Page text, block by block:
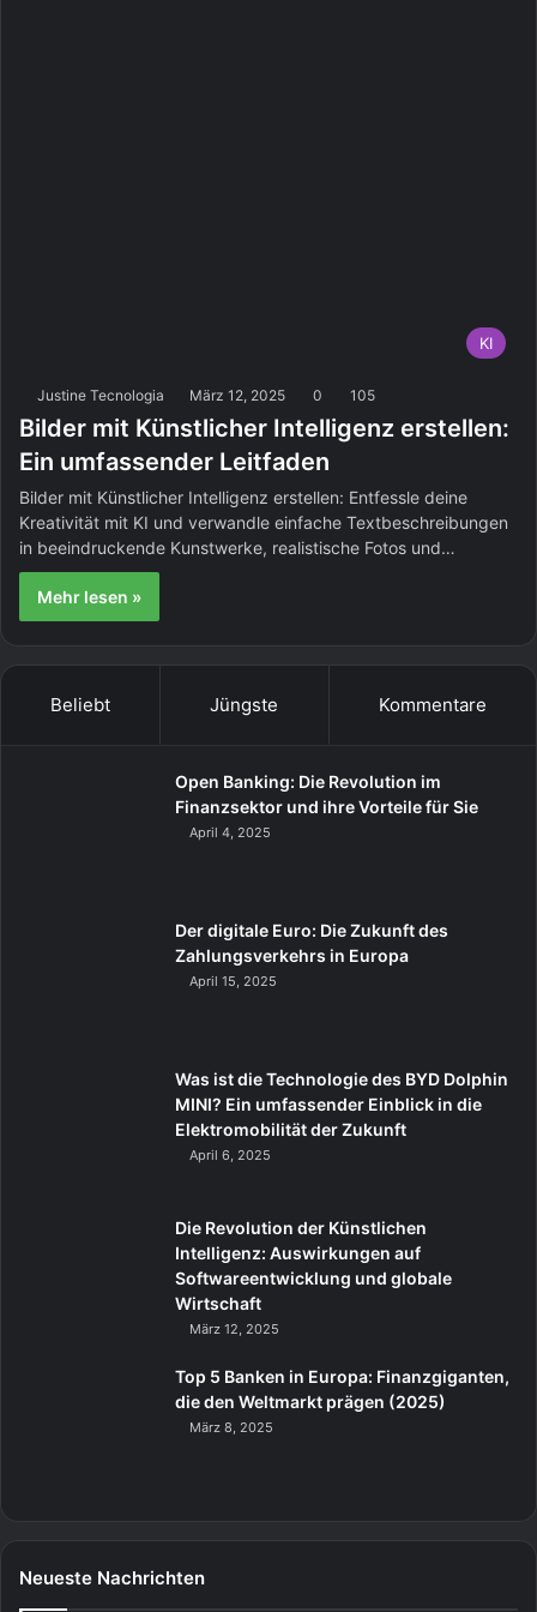
KI
Justine Tecnologia März 12, 2025 0 105
Bilder mit Künstlicher Intelligenz erstellen:
Ein umfassender Leitfaden
Bilder mit Künstlicher Intelligenz erstellen: Entfessle deine
Kreativität mit KI und verwandle einfache Textbeschreibungen
in beeindruckende Kunstwerke, realistische Fotos und…
Mehr lesen »
Beliebt Jüngste Kommentare
Open Banking: Die Revolution im
Finanzsektor und ihre Vorteile für Sie
April 4, 2025
Der digitale Euro: Die Zukunft des
Zahlungsverkehrs in Europa
April 15, 2025
Was ist die Technologie des BYD Dolphin
MINI? Ein umfassender Einblick in die
Elektromobilität der Zukunft
April 6, 2025
Die Revolution der Künstlichen
Intelligenz: Auswirkungen auf
Softwareentwicklung und globale
Wirtschaft
März 12, 2025
Top 5 Banken in Europa: Finanzgiganten,
die den Weltmarkt prägen (2025)
März 8, 2025
Neueste Nachrichten